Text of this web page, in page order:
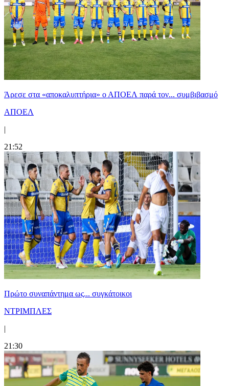
Άρεσε στα «αποκαλυπτήρια» ο ΑΠΟΕΛ παρά τον... συμβιβασμό
ΑΠΟΕΛ
|
21:52
Πρώτο συναπάντημα ως... συγκάτοικοι
ΝΤΡΙΜΠΛΕΣ
|
21:30